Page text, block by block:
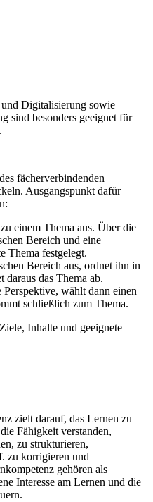
Digitalisierung sowie
sind besonders geeignet für
fächerverbindenden
Ausgangspunkt dafür
einem Thema aus. Über die
Bereich und eine
Thema festgelegt.
Bereich aus, ordnet ihn in
daraus das Thema ab.
wählt dann einen
schließlich zum Thema.
Inhalte und geeignete
zielt darauf, das Lernen zu
Fähigkeit verstanden,
zu strukturieren,
zu korrigieren und
gehören als
Interesse am Lernen und die